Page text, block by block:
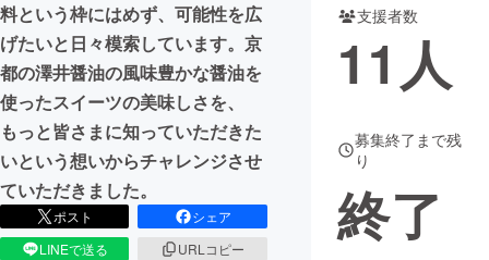
CAMPFIREふるさと納税machi-ya コミュニティ
料という枠にはめず、可能性を広
げたいと日々模索しています。京
都の澤井醤油の風味豊かな醤油を
使ったスイーツの美味しさを、
もっと皆さまに知っていただきた
いという想いからチャレンジさせ
ていただきました。
ポスト
シェア
LINEで送る
URLコピー
支援者数
11 人
募集終了まで残
り
終了